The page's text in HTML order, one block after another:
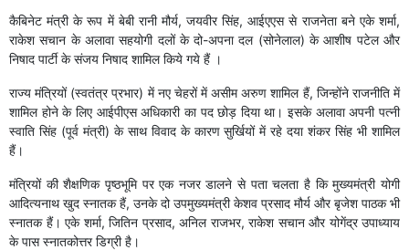
कैबिनेट मंत्री के रूप में बेबी रानी मौर्य, जयवीर सिंह, आईएएस से राजनेता बने एके शर्मा,
राकेश सचान के अलावा सहयोगी दलों के दो-अपना दल (सोनेलाल) के आशीष पटेल और
निषाद पार्टी के संजय निषाद शामिल किये गये हैं ।
राज्य मंत्रियों (स्वतंत्र प्रभार) में नए चेहरों में असीम अरुण शामिल हैं, जिन्होंने राजनीति में
शामिल होने के लिए आईपीएस अधिकारी का पद छोड़ दिया था। इसके अलावा अपनी पत्नी
स्वाति सिंह (पूर्व मंत्री) के साथ विवाद के कारण सुर्खियों में रहे दया शंकर सिंह भी शामिल
हैं।
मंत्रियों की शैक्षणिक पृष्ठभूमि पर एक नजर डालने से पता चलता है कि मुख्यमंत्री योगी
आदित्यनाथ खुद स्नातक हैं, उनके दो उपमुख्यमंत्री केशव प्रसाद मौर्य और बृजेश पाठक भी
स्नातक हैं। एके शर्मा, जितिन प्रसाद, अनिल राजभर, राकेश सचान और योगेंद्र उपाध्याय
के पास स्नातकोत्तर डिग्री है।